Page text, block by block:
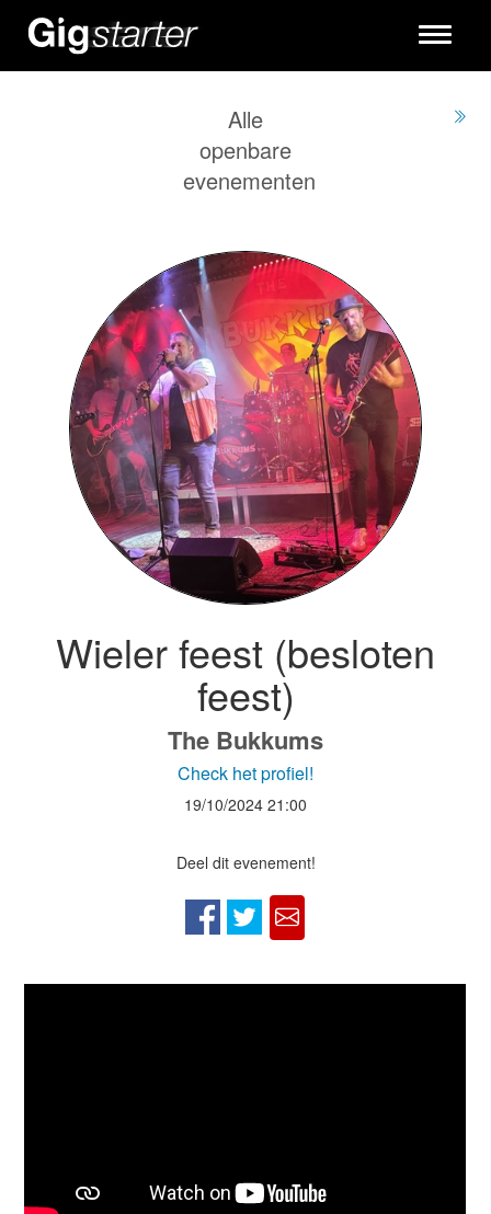
Toggle
Alle
openbare
evenementen
Wieler feest (besloten
feest)
The Bukkums
Check het profiel!
19/10/2024 21:00
Deel dit evenement!